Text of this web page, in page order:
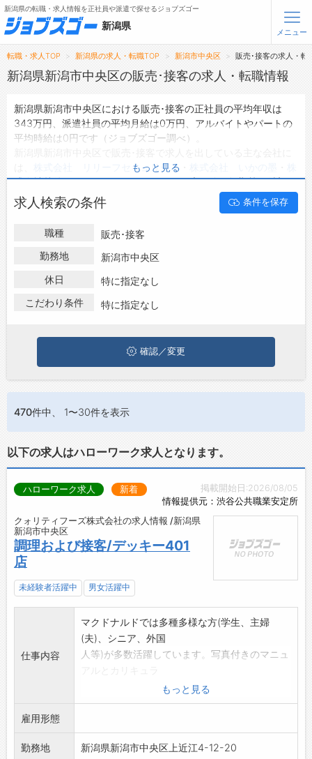
無料会員登録 ログイン
メニュー
トップ
転職支援サービスについて
転職ノウハウ(応募書類の書き方・面接対策など)
ジョブズゴーについて
会社概要
新潟県の転職・求人情報を正社員や派遣で探せるジョブズゴー
新潟県
メニュー
転職・求人TOP 新潟県の求人・転職TOP 新潟市中央区 販売･接客の求人・転
新潟県新潟市中央区の販売･接客の求人・転職情報
新潟県新潟市中央区における販売･接客の正社員の平均年収は
343万円、派遣社員の平均月給は0万円、アルバイトやパートの
平均時給は0円です（ジョブズゴー調べ）。
株式会社 リリーフセキュリティ
式会社越後イエローハットなどがあり、未経験や短期等ご希望の
条件で絞り込みができます。
新潟県新潟市中央区の地域密着型の求人サイトであるジョブズゴ
ーでは新潟県新潟市中央区の求人情報を175件取り扱っており、
そのうち正社員の求人は133件、
イト・パートの求人 は0件です。
第二新卒から50代・60代以上の方の再就職も可能です。 新潟県
新潟市中央区で販売･接客の求人・転職情報を探している方は、
ぜひ興味のある職種に応募してみてくださいね。
もっと見る
求人検索の条件 条件を保存
職種
販売･接客
勤務地
新潟市中央区
休日
特に指定なし
こだわり条件
特に指定なし
確認／変更
470件中、 1〜30件を表示
以下の求人はハローワーク求人となります。
掲載開始日:2026/08/05
情報提供元：渋谷公共職業安定所
ハローワーク求人 新着
クォリティフーズ株式会社の求人情報 /新潟県
新潟市中央区
調理および接客/デッキー401
店
未経験者活躍中 男女活躍中
仕事内容
マクドナルドでは多種多様な方(学生、主婦
(夫)、シニア、外国
人等)が多数活躍しています。写真付きのマニュ
ムに沿ったサポートで安心してスタートできま
す。
・レジカウンターでの接客・商品注文受付
・その他、配膳、清掃など店舗運営に関わる業
もっと見る
雇用形態
勤務地 新潟県新潟市中央区上近江4-12-20